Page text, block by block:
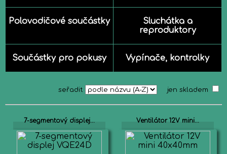
Polovodičové součástky
Sluchátka a
reproduktory
Součástky pro pokusy Vypínače, kontrolky
seřadit jen skladem
7-segmentový displej... Ventilátor 12V mini...